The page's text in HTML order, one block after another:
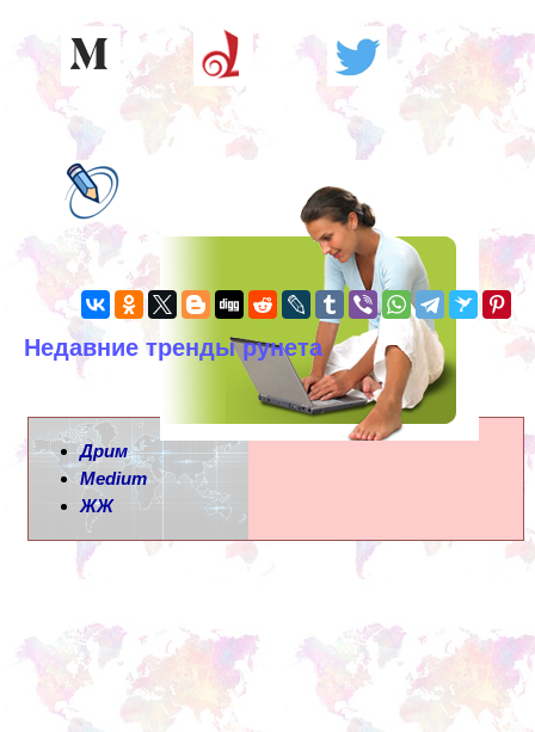
Недавние тренды рунета
Дрим
Medium
ЖЖ